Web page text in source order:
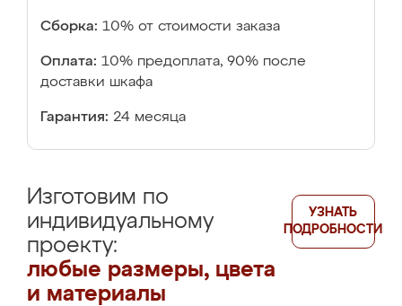
Сборка: 10% от стоимости заказа
Оплата: 10% предоплата, 90% после
доставки шкафа
Гарантия: 24 месяца
Изготовим по
индивидуальному
проекту:
любые размеры, цвета
и материалы
УЗНАТЬ
ПОДРОБНОСТИ